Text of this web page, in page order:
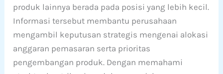
produk lainnya berada pada posisi yang lebih kecil.
Informasi tersebut membantu perusahaan
mengambil keputusan strategis mengenai alokasi
anggaran pemasaran serta prioritas
pengembangan produk. Dengan memahami